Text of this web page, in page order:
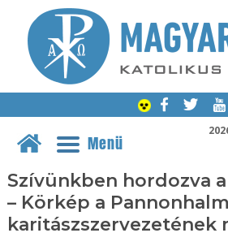
Menü
Szívünkben hordozva
– Körkép a
karitászszervezetének